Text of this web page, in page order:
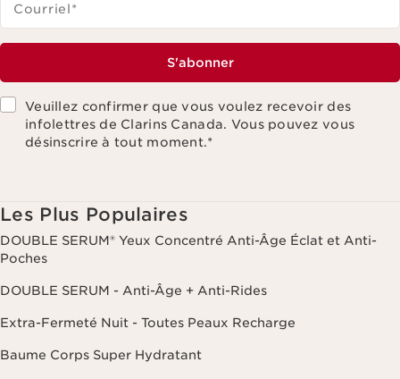
Courriel*
S'abonner
Veuillez confirmer que vous voulez recevoir des
infolettres de Clarins Canada. Vous pouvez vous
désinscrire à tout moment.*
Les Plus Populaires
DOUBLE SERUM® Yeux Concentré Anti-Âge Éclat et Anti-
Poches
DOUBLE SERUM - Anti-Âge + Anti-Rides
Extra-Fermeté Nuit - Toutes Peaux Recharge
Baume Corps Super Hydratant